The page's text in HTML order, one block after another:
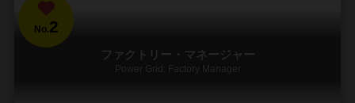
No.2
ファクトリー・マネージャー
Power Grid: Factory Manager